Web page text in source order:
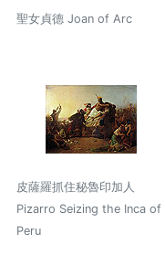
聖女貞德 Joan of Arc
皮薩羅抓住秘魯印加人
Pizarro Seizing the Inca of
Peru